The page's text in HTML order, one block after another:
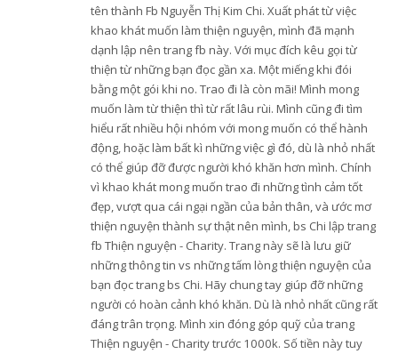
tên thành Fb Nguyễn Thị Kim Chi. Xuất phát từ việc
khao khát muốn làm thiện nguyện, mình đã mạnh
dạnh lập nên trang fb này. Với mục đích kêu gọi từ
thiện từ những bạn đọc gần xa. Một miếng khi đói
bằng một gói khi no. Trao đi là còn mãi! Mình mong
muốn làm từ thiện thì từ rất lâu rùi. Mình cũng đi tìm
hiểu rất nhiều hội nhóm với mong muốn có thể hành
động, hoặc làm bất kì những việc gì đó, dù là nhỏ nhất
có thể giúp đỡ được người khó khăn hơn mình. Chính
vì khao khát mong muốn trao đi những tình cảm tốt
đẹp, vượt qua cái ngại ngần của bản thân, và ước mơ
thiện nguyện thành sự thật nên mình, bs Chi lập trang
fb Thiện nguyện - Charity. Trang này sẽ là lưu giữ
những thông tin vs những tấm lòng thiện nguyện của
bạn đọc trang bs Chi. Hãy chung tay giúp đỡ những
người có hoàn cảnh khó khăn. Dù là nhỏ nhất cũng rất
đáng trân trọng. Mình xin đóng góp quỹ của trang
Thiện nguyện - Charity trước 1000k. Số tiền này tuy